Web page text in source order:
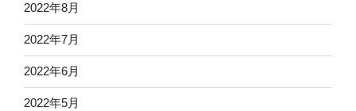
2022年8月
2022年7月
2022年6月
2022年5月